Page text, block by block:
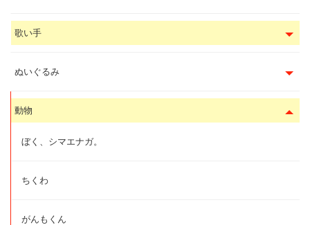
歌い手
ぬいぐるみ
動物
ぼく、シマエナガ。
ちくわ
がんもくん